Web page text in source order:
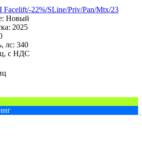
Facelift/-22%/SLine/Priv/Pan/Mtx/23
Новый
2025
лс: 340
с НДС